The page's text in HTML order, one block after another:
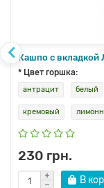
Кашпо с вкладкой
* Цвет горшка:
антрацит белый
кремовый
230 грн.
В